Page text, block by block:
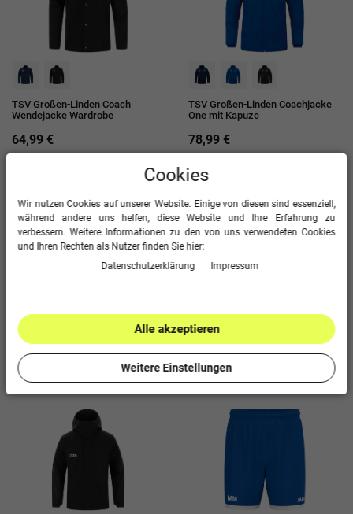
TSV Großen-Linden Coach
Wendejacke Wardrobe
64,99 €
TSV Großen-Linden Coachjacke
One mit Kapuze
78,99 €
TSV Großen-Linden Freizeitjacke
One
43,99 €
TSV Großen-Linden Tracksuit
Jacke Wardrobe
60,49 €
Cookies
Wir nutzen Cookies auf unserer Website. Einige von diesen sind essenziell,
während andere uns helfen, diese Website und Ihre Erfahrung zu
verbessern. Weitere Informationen zu den von uns verwendeten Cookies
und Ihren Rechten als Nutzer finden Sie hier:
Daten­schutz­erklärung
Impressum
Alle akzeptieren
Weitere Einstellungen